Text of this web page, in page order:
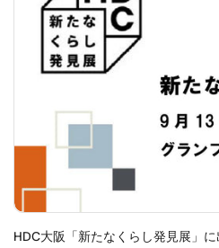
HDC大阪「新たなくらし発見展」に